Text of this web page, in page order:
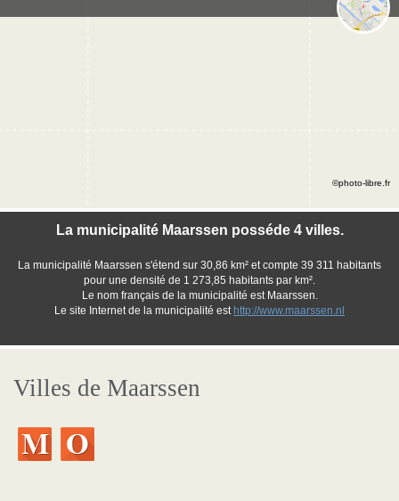
La municipalité Maarssen posséde 4 villes.
La municipalité Maarssen s'étend sur 30,86 km² et compte 39 311 habitants
pour une densité de 1 273,85 habitants par km².
Le nom français de la municipalité est Maarssen.
Le site Internet de la municipalité est http://www.maarssen.nl
©photo-libre.fr
Villes de Maarssen